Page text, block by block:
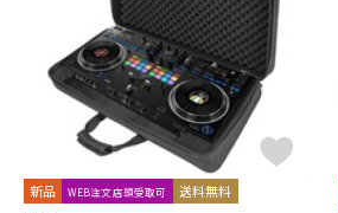
新品 WEB注文店頭受取可 送料無料